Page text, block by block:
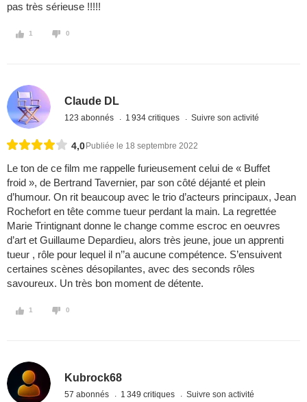
pas très sérieuse !!!!!
1 0
Claude DL
123 abonnés 1 934 critiques Suivre son activité
4,0 Publiée le 18 septembre 2022
Le ton de ce film me rappelle furieusement celui de « Buffet
froid », de Bertrand Tavernier, par son côté déjanté et plein
d’humour. On rit beaucoup avec le trio d’acteurs principaux, Jean
Rochefort en tête comme tueur perdant la main. La regrettée
Marie Trintignant donne le change comme escroc en oeuvres
d’art et Guillaume Depardieu, alors très jeune, joue un apprenti
tueur , rôle pour lequel il n’’a aucune compétence. S’ensuivent
certaines scènes désopilantes, avec des seconds rôles
savoureux. Un très bon moment de détente.
1 0
Kubrock68
57 abonnés 1 349 critiques Suivre son activité